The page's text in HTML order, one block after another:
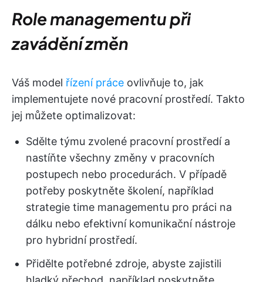
Role managementu při
zavádění změn
Váš model řízení práce ovlivňuje to, jak
implementujete nové pracovní prostředí. Takto
jej můžete optimalizovat:
Sdělte týmu zvolené pracovní prostředí a
nastíňte všechny změny v pracovních
postupech nebo procedurách. V případě
potřeby poskytněte školení, například
strategie time managementu pro práci na
dálku nebo efektivní komunikační nástroje
pro hybridní prostředí.
Přidělte potřebné zdroje, abyste zajistili